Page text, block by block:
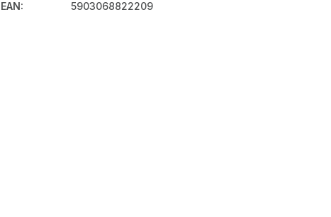
EAN: 5903068822209